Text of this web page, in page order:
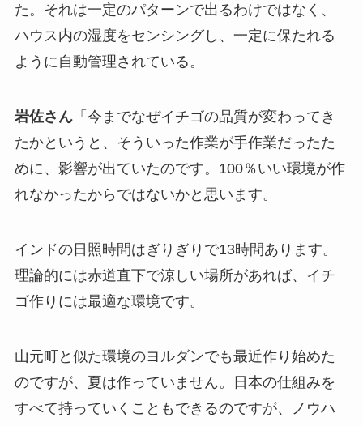
た。それは一定のパターンで出るわけではなく、
ハウス内の湿度をセンシングし、一定に保たれる
ように自動管理されている。
岩佐さん「今までなぜイチゴの品質が変わってき
たかというと、そういった作業が手作業だったた
めに、影響が出ていたのです。100％いい環境が作
れなかったからではないかと思います。
インドの日照時間はぎりぎりで13時間あります。
理論的には赤道直下で涼しい場所があれば、イチ
ゴ作りには最適な環境です。
山元町と似た環境のヨルダンでも最近作り始めた
のですが、夏は作っていません。日本の仕組みを
すべて持っていくこともできるのですが、ノウハ